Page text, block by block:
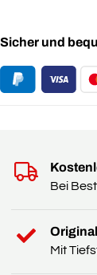
Sicher und
Bei
Mit